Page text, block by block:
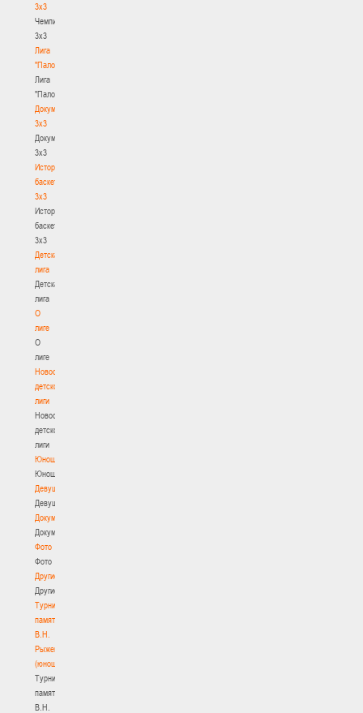
3х3
Чемпионат
3х3
Лига
"Палова"
Лига
"Палова"
Документы
3х3
Документы
3х3
История
баскетбола
3х3
История
баскетбола
3х3
Детская
лига
Детская
лига
О
лиге
О
лиге
Новости
детской
лиги
Новости
детской
лиги
Юноши
Юноши
Девушки
Девушки
Документы
Документы
Фото
Фото
Другие
Другие
Турнир
памяти
В.Н.
Рыженкова
(юноши)
Турнир
памяти
В.Н.